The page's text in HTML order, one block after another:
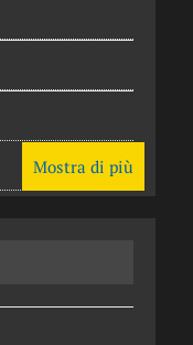
Mostra di più